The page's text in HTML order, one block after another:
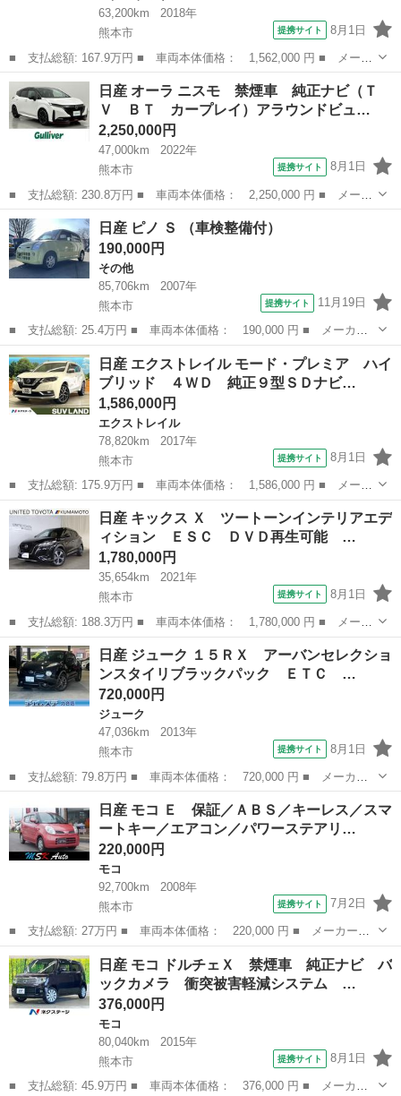
63,200km
2018年
熊本市
提携サイト 8月1日
■ 支払総額: 167.9万円 ■ 車両本体価格： 1,562,000 円 ■ メーカ
ー名： 日産 ■ 車種名： エクストレイル ■ グレード名： ２０
Ｘｉ ハイブリッド 純正９インチナビ アラウンドビューモニタ
ー インテ...
熊本 熊本市 エクストレイル
日産 オーラ ニスモ 禁煙車 純正ナビ（Ｔ
Ｖ ＢＴ カープレイ）アラウンドビュ…
2,250,000円
47,000km
2022年
熊本市
提携サイト 8月1日
■ 支払総額: 230.8万円 ■ 車両本体価格： 2,250,000 円 ■ メーカ
ー名： 日産 ■ 車種名： オーラ ■ グレード名： ニスモ 禁煙
車 純正ナビ（ＴＶ ＢＴ カープレイ）アラウンドビュー プロパ
イロット...
熊本 熊本市 日産
日産 ピノ Ｓ （車検整備付）
190,000円
その他
85,706km
2007年
熊本市
提携サイト 11月19日
■ 支払総額: 25.4万円 ■ 車両本体価格： 190,000 円 ■ メーカー
名： 日産 ■ 車種名： ピノ ■ グレード名： Ｓ ■ 排気量：
660cc ■ ドア枚数： 5D ■ ミッション： AT3速 ■ 店舗P...
熊本 熊本市 その他
日産 エクストレイル モード・プレミア ハイ
ブリッド ４ＷＤ 純正９型ＳＤナビ…
1,586,000円
エクストレイル
78,820km
2017年
熊本市
提携サイト 8月1日
■ 支払総額: 175.9万円 ■ 車両本体価格： 1,586,000 円 ■ メーカ
ー名： 日産 ■ 車種名： エクストレイル ■ グレード名： モー
ド・プレミア ハイブリッド ４ＷＤ 純正９型ＳＤナビ 全周囲カ
メラ 衝...
熊本 熊本市 エクストレイル
日産 キックス Ｘ ツートーンインテリアエデ
ィション ＥＳＣ ＤＶＤ再生可能 …
1,780,000円
35,654km
2021年
熊本市
提携サイト 8月1日
■ 支払総額: 188.3万円 ■ 車両本体価格： 1,780,000 円 ■ メーカ
ー名： 日産 ■ 車種名： キックス ■ グレード名： Ｘ ツート
ーンインテリアエディション ＥＳＣ ＤＶＤ再生可能 クルーズコ
ントロー...
熊本 熊本市 日産
日産 ジューク １５ＲＸ アーバンセレクショ
ンスタイリブラックパック ＥＴＣ …
720,000円
ジューク
47,036km
2013年
熊本市
提携サイト 8月1日
■ 支払総額: 79.8万円 ■ 車両本体価格： 720,000 円 ■ メーカー
名： 日産 ■ 車種名： ジューク ■ グレード名： １５ＲＸ ア
ーバンセレクションスタイリブラックパック ＥＴＣ ＴＶ ＫＥ
ＮＳＴＹＬＥ...
熊本市 ジューク
日産 モコ Ｅ 保証／ＡＢＳ／キーレス／スマ
ートキー／エアコン／パワーステアリ…
220,000円
モコ
92,700km
2008年
熊本市
提携サイト 7月2日
■ 支払総額: 27万円 ■ 車両本体価格： 220,000 円 ■ メーカー
名： 日産 ■ 車種名： モコ ■ グレード名： Ｅ 保証／ＡＢＳ
／キーレス／スマートキー／エアコン／パワーステアリング／パワー
ウィンドウ／エア...
熊本 熊本市 モコ
日産 モコ ドルチェＸ 禁煙車 純正ナビ バ
ックカメラ 衝突被害軽減システム …
376,000円
モコ
80,040km
2015年
熊本市
提携サイト 8月1日
■ 支払総額: 45.9万円 ■ 車両本体価格： 376,000 円 ■ メーカー